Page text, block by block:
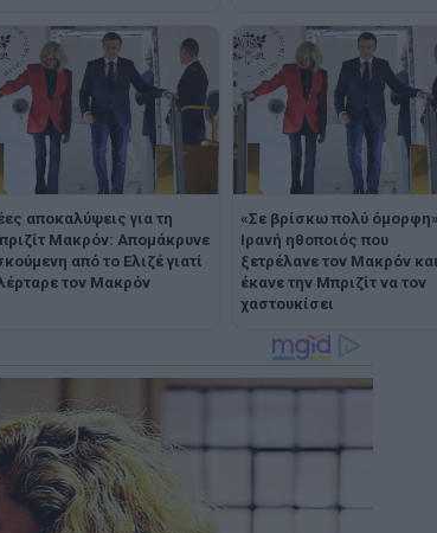
αποκαλύψεις για τη
Μακρόν: Απομάκρυνε
από το Ελιζέ γιατί
τον Μακρόν
«Σε βρίσκω πολύ
Ιρανή ηθοποιός που
ξετρέλανε τον Μακρόν
έκανε την Μπριζίτ να τον
χαστουκίσει